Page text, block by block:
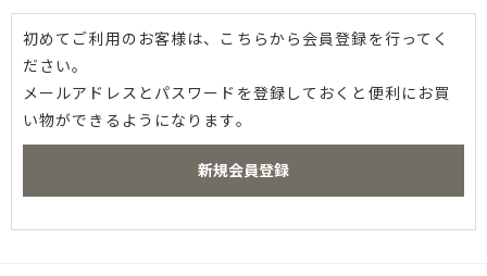
初めてご利用のお客様は、こちらから会員登録を行ってく
ださい。
メールアドレスとパスワードを登録しておくと便利にお買
い物ができるようになります。